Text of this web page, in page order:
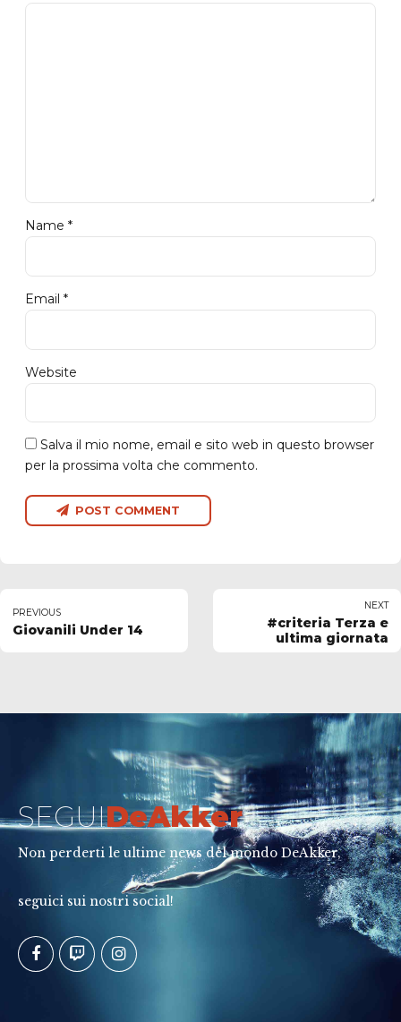
Name *
Email *
Website
Salva il mio nome, email e sito web in questo browser
per la prossima volta che commento.
POST COMMENT
PREVIOUS
Giovanili Under 14
NEXT
#criteria Terza e
ultima giornata
SEGUIDeAkker
Non perderti le ultime news del mondo DeAkker,
seguici sui nostri social!